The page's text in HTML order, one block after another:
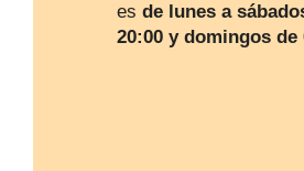
es de lunes a
20:00 y domingos de